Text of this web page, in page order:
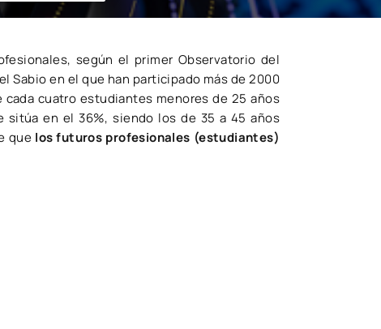
según el primer Observatorio del
Sabio en el que han participado más de 2000
cuatro estudiantes menores de 25 años
en el 36%, siendo los de 35 a 45 años
que los futuros profesionales (estudiantes)